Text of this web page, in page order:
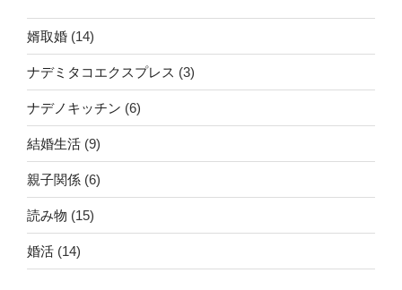
へ”
の
婿取婚 (14)
ナデミタコエクスプレス (3)
ナデノキッチン (6)
結婚生活 (9)
親子関係 (6)
読み物 (15)
婚活 (14)